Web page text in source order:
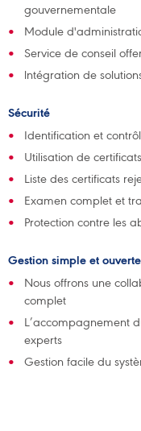
gouvernementale
Module
Service de conseil
lntégration de
Sécurité
Identification et
Utilisation de
Liste des certificats
Examen complet et
Protection contre les
Gestion simple et ouverte
Nous offrons une
complet
L’accompagnement
experts
Gestion facile du